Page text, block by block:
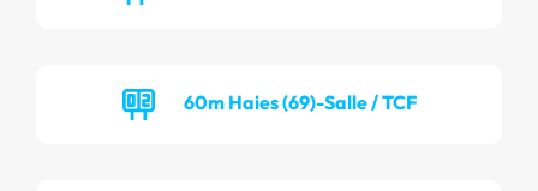
60m Haies (69)-Salle / TCF